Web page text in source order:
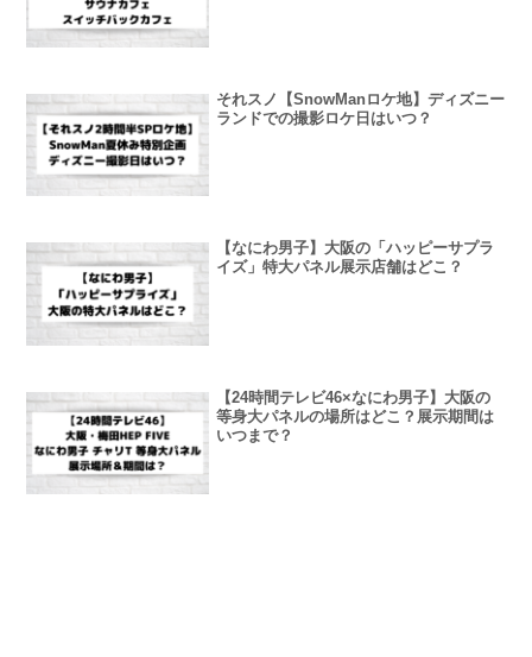
それスノ【SnowManロケ地】ディズニー
ランドでの撮影ロケ日はいつ？
【なにわ男子】大阪の「ハッピーサプラ
イズ」特大パネル展示店舗はどこ？
【24時間テレビ46×なにわ男子】大阪の
等身大パネルの場所はどこ？展示期間は
いつまで？